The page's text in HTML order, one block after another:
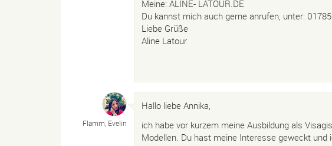
Meine: ALINE- LATOUR.DE
Du kannst mich auch gerne anrufen, unter:
Liebe Grüße
Aline Latour
Flamm, Evelin
Hallo liebe Annika,
ich habe vor kurzem meine Ausbildung als
Modellen. Du hast meine Interesse geweckt und